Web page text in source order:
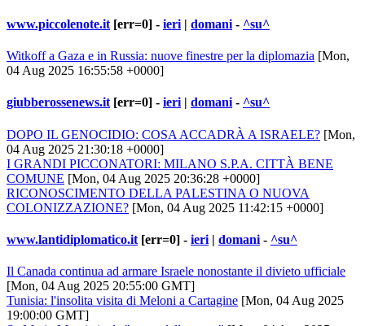
www.piccolenote.it [err=0] - ieri | domani - ^su^
Witkoff a Gaza e in Russia: nuove finestre per la diplomazia [Mon,
04 Aug 2025 16:55:58 +0000]
giubberossenews.it [err=0] - ieri | domani - ^su^
DOPO IL GENOCIDIO: COSA ACCADRÀ A ISRAELE? [Mon,
04 Aug 2025 21:30:18 +0000]
I GRANDI PICCONATORI: MILANO S.P.A. CITTÀ BENE
COMUNE [Mon, 04 Aug 2025 20:36:28 +0000]
RICONOSCIMENTO DELLA PALESTINA O NUOVA
COLONIZZAZIONE? [Mon, 04 Aug 2025 11:42:15 +0000]
www.lantidiplomatico.it [err=0] - ieri | domani - ^su^
Il Canada continua ad armare Israele nonostante il divieto ufficiale
[Mon, 04 Aug 2025 20:55:00 GMT]
Tunisia: l'insolita visita di Meloni a Cartagine [Mon, 04 Aug 2025
19:00:00 GMT]